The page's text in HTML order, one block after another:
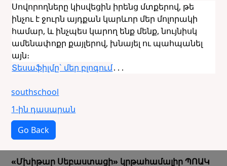
Սովորողները կիսվեցին իրենց մտքերով, թե
ինչու է ջուրն այդքան կարևոր մեր մոլորակի
համար, և ինչպես կարող ենք մենք, նույնիսկ
ամենափոքր քայլերով, խնայել ու պահպանել
այն։
Տեսաֆիլմը` մեր բլոգում․․․
southschool
1-ին դասարան
Go Back
«Մխիթար Սեբաստացի» կրթահամալիր ՊՈԱԿ